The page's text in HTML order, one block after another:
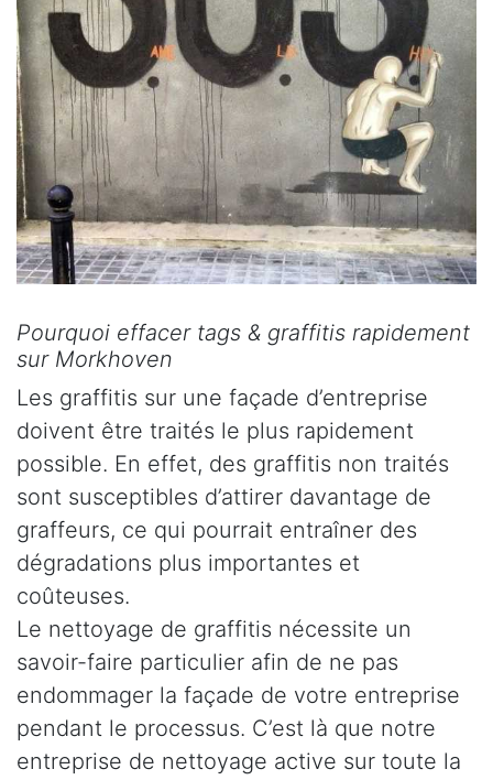
Pourquoi effacer tags & graffitis rapidement
sur Morkhoven
Les graffitis sur une façade d’entreprise
doivent être traités le plus rapidement
possible. En effet, des graffitis non traités
sont susceptibles d’attirer davantage de
graffeurs, ce qui pourrait entraîner des
dégradations plus importantes et
coûteuses.
Le nettoyage de graffitis nécessite un
savoir-faire particulier afin de ne pas
endommager la façade de votre entreprise
pendant le processus. C’est là que notre
entreprise de nettoyage active sur toute la